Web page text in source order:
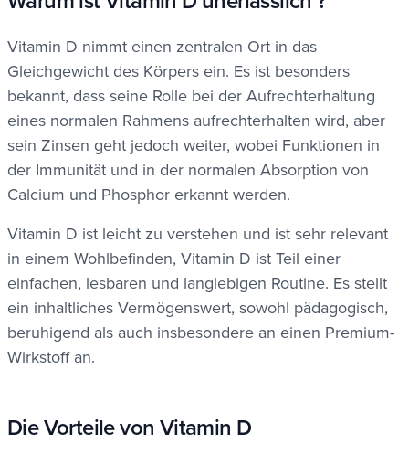
Vitamin D nimmt einen zentralen Ort in das
Gleichgewicht des Körpers ein. Es ist besonders
bekannt, dass seine Rolle bei der Aufrechterhaltung
eines normalen Rahmens aufrechterhalten wird, aber
sein Zinsen geht jedoch weiter, wobei Funktionen in
der Immunität und in der normalen Absorption von
Calcium und Phosphor erkannt werden.
Vitamin D ist leicht zu verstehen und ist sehr relevant
in einem Wohlbefinden, Vitamin D ist Teil einer
einfachen, lesbaren und langlebigen Routine. Es stellt
ein inhaltliches Vermögenswert, sowohl pädagogisch,
beruhigend als auch insbesondere an einen Premium-
Wirkstoff an.
Die Vorteile von Vitamin D